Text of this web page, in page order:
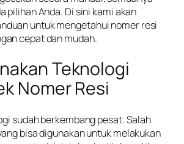
pilihan Anda. Di sini kami akan
untuk mengetahui nomer resi
cepat dan mudah.
Teknologi
Nomer Resi
sudah berkembang pesat. Salah
bisa digunakan untuk melakukan